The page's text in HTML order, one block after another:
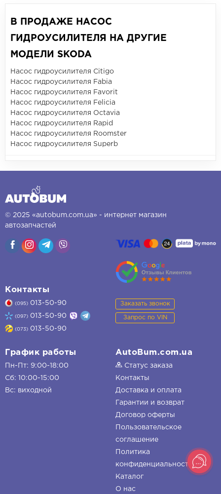
В ПРОДАЖЕ НАСОС
ГИДРОУСИЛИТЕЛЯ НА ДРУГИЕ
МОДЕЛИ SKODA
Насос гидроусилителя Citigo
Насос гидроусилителя Fabia
Насос гидроусилителя Favorit
Насос гидроусилителя Felicia
Насос гидроусилителя Octavia
Насос гидроусилителя Rapid
Насос гидроусилителя Roomster
Насос гидроусилителя Superb
© 2025 «autobum.com.ua» - интернет магазин
автозапчастей
Контакты
(095) 013-50-90
(097) 013-50-90
(073) 013-50-90
Заказать звонок
Запрос по VIN
График работы
Пн-Пт: 9:00-18:00
Сб: 10:00-15:00
Вс: виходной
AutoBum.com.ua
Статус заказа
Контакты
Доставка и оплата
Гарантии и возврат
Договор оферты
Пользовательское
соглашение
Политика
конфиденциальности
Каталог
О нас